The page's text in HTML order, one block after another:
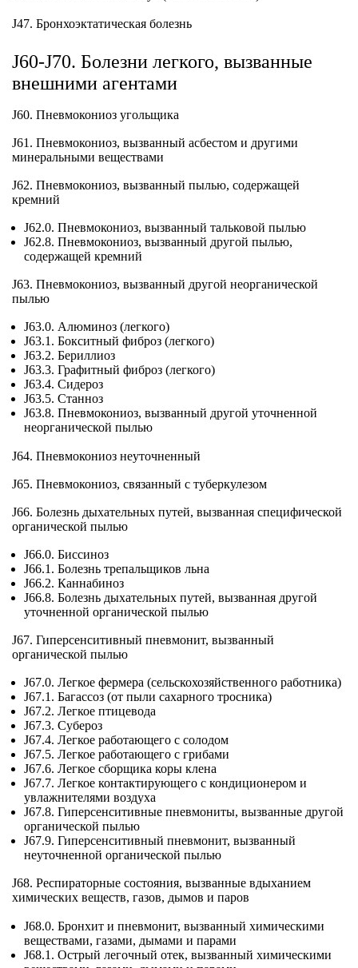
J47. Бронхоэктатическая болезнь
J60-J70. Болезни легкого, вызванные
внешними агентами
J60. Пневмокониоз угольщика
J61. Пневмокониоз, вызванный асбестом и другими
минеральными веществами
J62. Пневмокониоз, вызванный пылью, содержащей
кремний
J62.0. Пневмокониоз, вызванный тальковой пылью
J62.8. Пневмокониоз, вызванный другой пылью,
содержащей кремний
J63. Пневмокониоз, вызванный другой неорганической
пылью
J63.0. Алюминоз (легкого)
J63.1. Бокситный фиброз (легкого)
J63.2. Бериллиоз
J63.3. Графитный фиброз (легкого)
J63.4. Сидероз
J63.5. Станноз
J63.8. Пневмокониоз, вызванный другой уточненной
неорганической пылью
J64. Пневмокониоз неуточненный
J65. Пневмокониоз, связанный с туберкулезом
J66. Болезнь дыхательных путей, вызванная специфической
органической пылью
J66.0. Биссиноз
J66.1. Болезнь трепальщиков льна
J66.2. Каннабиноз
J66.8. Болезнь дыхательных путей, вызванная другой
уточненной органической пылью
J67. Гиперсенситивный пневмонит, вызванный
органической пылью
J67.0. Легкое фермера (сельскохозяйственного работника)
J67.1. Багассоз (от пыли сахарного тросника)
J67.2. Легкое птицевода
J67.3. Субероз
J67.4. Легкое работающего с солодом
J67.5. Легкое работающего с грибами
J67.6. Легкое сборщика коры клена
J67.7. Легкое контактирующего с кондиционером и
увлажнителями воздуха
J67.8. Гиперсенситивные пневмониты, вызванные другой
органической пылью
J67.9. Гиперсенситивный пневмонит, вызванный
неуточненной органической пылью
J68. Респираторные состояния, вызванные вдыханием
химических веществ, газов, дымов и паров
J68.0. Бронхит и пневмонит, вызванный химическими
веществами, газами, дымами и парами
J68.1. Острый легочный отек, вызванный химическими